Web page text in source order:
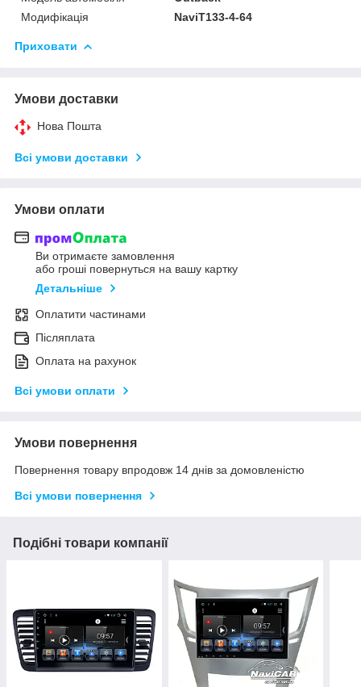
Модифікація
NaviT133-4-64
Приховати
Умови доставки
Нова Пошта
Всі умови доставки
Умови оплати
Ви отримаєте замовлення
або гроші повернуться на вашу картку
Детальніше
Оплатити частинами
Післяплата
Оплата на рахунок
Всі умови оплати
Умови повернення
Повернення товару впродовж 14 днів за домовленістю
Всі умови повернення
Подібні товари компанії